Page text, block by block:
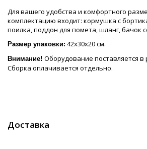
Для вашего удобства и комфортного
комплектацию входит: кормушка с
поилка, поддон для помета, шланг, бачок
Размер упаковки: 42х30х20 см.
Внимание! Оборудование поставляется
Сборка оплачивается отдельно.
Доставка